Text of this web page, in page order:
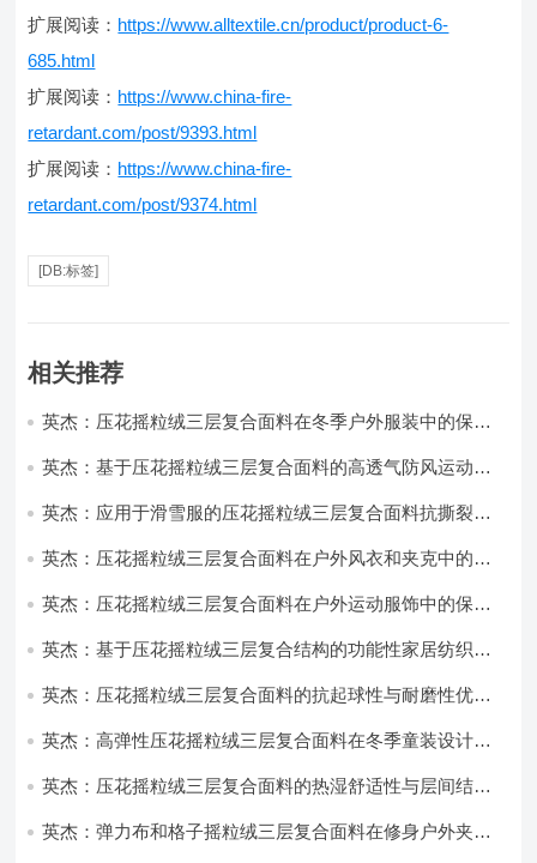
扩展阅读： https://www.alltextile.cn/product/product-6-
685.html
扩展阅读： https://www.china-fire-
retardant.com/post/9393.html
扩展阅读： https://www.china-fire-
retardant.com/post/9374.html
[DB:标签]
相关推荐
英杰：压花摇粒绒三层复合面料在冬季户外服装中的保暖
英杰：基于压花摇粒绒三层复合面料的高透气防风运动服
英杰：应用于滑雪服的压花摇粒绒三层复合面料抗撕裂与
英杰：压花摇粒绒三层复合面料在户外风衣和夹克中的应
英杰：压花摇粒绒三层复合面料在户外运动服饰中的保暖
英杰：基于压花摇粒绒三层复合结构的功能性家居纺织品
英杰：压花摇粒绒三层复合面料的抗起球性与耐磨性优化
英杰：高弹性压花摇粒绒三层复合面料在冬季童装设计中
英杰：压花摇粒绒三层复合面料的热湿舒适性与层间结合
英杰：弹力布和格子摇粒绒三层复合面料在修身户外夹克